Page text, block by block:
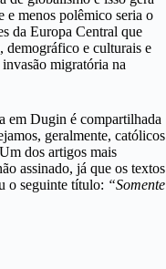
e menos polêmico seria o
da Europa Central que
demográfico e culturais e
migratória na
em Dugin é compartilhada
geralmente, católicos
dos artigos mais
assinado, já que os textos
o seguinte título: “Somente